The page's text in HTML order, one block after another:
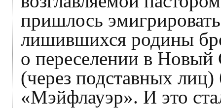
пришлось
лишившихся родины
о переселении в Новый
(через подставных
«Мэйфлауэр». И это